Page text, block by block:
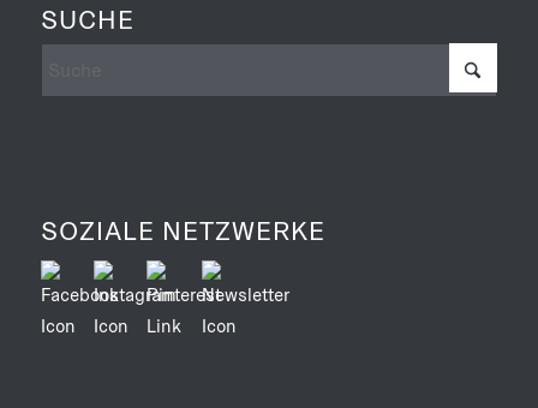
SUCHE
SOZIALE NETZWERKE